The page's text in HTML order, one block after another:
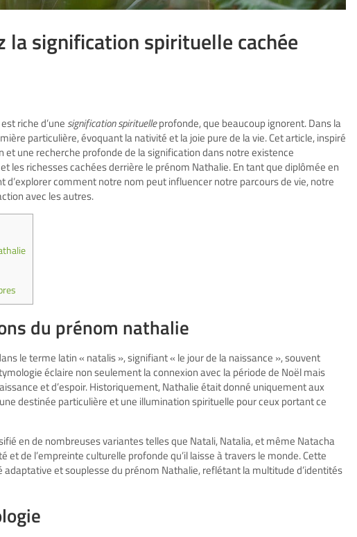
la signification spirituelle cachée
riche d’une signification spirituelleprofonde, que beaucoup ignorent. Dans la
particulière, évoquant la nativité et la joie pure de la vie. Cet article, inspiré
et une recherche profonde de la signification dans notre existence
les richesses cachées derrière le prénom Nathalie. En tant que diplômée en
comment notre nom peut influencer notre parcours de vie, notre
avec les autres.
du prénom nathalie
le terme latin « natalis », signifiant « le jour de la naissance », souvent
éclaire non seulement la connexion avec la période de Noël mais
et d’espoir. Historiquement, Nathalie était donné uniquement aux
destinée particulière et une illumination spirituelle pour ceux portant ce
en de nombreuses variantes telles que Natali, Natalia, et même Natacha
et de l’empreinte culturelle profonde qu’il laisse à travers le monde. Cette
et souplesse du prénom Nathalie, reflétant la multitude d’identités